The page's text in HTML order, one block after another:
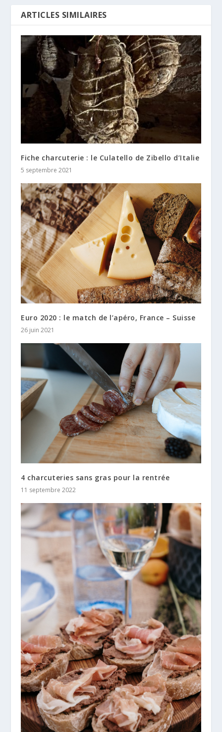
ARTICLES SIMILAIRES
Fiche charcuterie : le Culatello de Zibello d’Italie
5 septembre 2021
Euro 2020 : le match de l’apéro, France – Suisse
26 juin 2021
4 charcuteries sans gras pour la rentrée
11 septembre 2022